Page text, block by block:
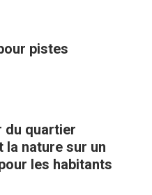
pistes
du quartier
nature sur un
les habitants